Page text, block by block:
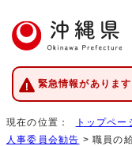
緊急情報があります
現在の位置： トップペー
人事委員会勧告 > 職員の